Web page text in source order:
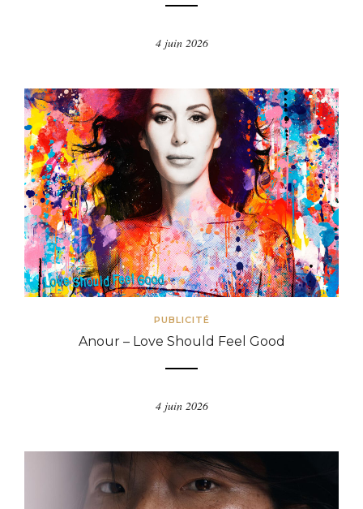
4 juin 2026
PUBLICITÉ
Anour – Love Should Feel Good
4 juin 2026